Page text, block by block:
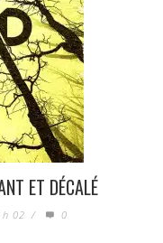
ET DÉCALÉ
02 / 0